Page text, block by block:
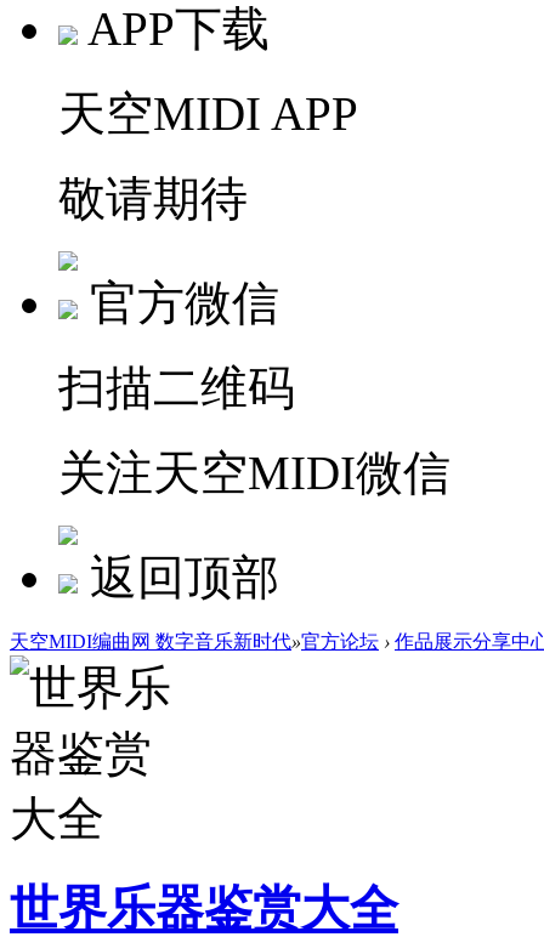
APP下载
天空MIDI APP
敬请期待
官方微信
扫描二维码
关注天空MIDI微信
返回顶部
天空MIDI编曲网 数字音乐新时代»官方论坛 › 作品展示分享中
世界乐器鉴赏大全